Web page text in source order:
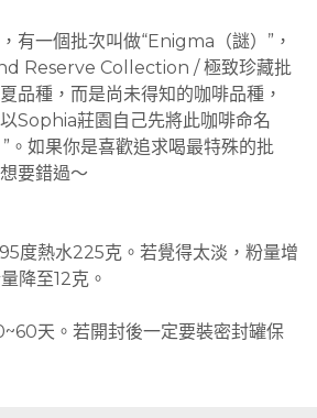
一個批次叫做“Enigma（謎）”，
Reserve Collection / 極致珍藏批
品種，而是尚未得知的咖啡品種，
Sophia莊園自己先將此咖啡命名
。如果你是喜歡追求喝最特殊的批
要錯過～
度熱水225克。若覺得太淡，粉量增
降至12克。
天。若開封後一定要裝密封罐保